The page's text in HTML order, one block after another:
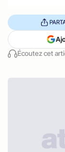
Écoutez cet